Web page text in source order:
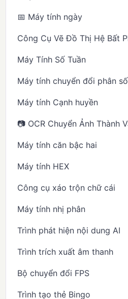
📅 Máy tính ngày
Công Cụ Vẽ Đồ Thị Hệ Bất
Máy Tính Số Tuần
Máy tính chuyển đổi phân
Máy tính Cạnh huyền
📷 OCR Chuyển Ảnh Thành
Máy tính căn bậc hai
Máy tính HEX
Công cụ xáo trộn chữ cái
Máy tính nhị phân
Trình phát hiện nội dung AI
Trình trích xuất âm thanh
Bộ chuyển đổi FPS
Trình tạo thẻ Bingo